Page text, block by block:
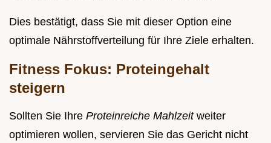
Dies bestätigt, dass Sie mit dieser Option eine
optimale Nährstoffverteilung für Ihre Ziele erhalten.
Fitness Fokus: Proteingehalt
steigern
Sollten Sie Ihre Proteinreiche Mahlzeit weiter
optimieren wollen, servieren Sie das Gericht nicht